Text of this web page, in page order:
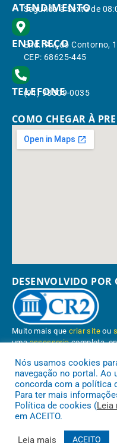
ATENDIMENTO
Segunda à Sexta de
ENDEREÇO
End.: Av. do Contorno,
CEP: 68625-445
TELEFONE
(91) 98309-0035
COMO CHEGAR À
DESENVOLVIDO POR
Muito mais quecriar site ou
umaassessoriacompleta,
Conheça oPNTP e oRadar
Nós usamos cookies
navegação no portal. Ao
concorda com a política
Para ter mais
Política de cookies (Leia
em ACEITO.
Leia mais ACEITO